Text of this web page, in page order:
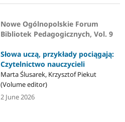
Nowe Ogólnopolskie Forum
Bibliotek Pedagogicznych, Vol. 9
Słowa uczą, przykłady pociągają:
Czytelnictwo nauczycieli
Marta Ślusarek, Krzysztof Piekut
(Volume editor)
2 June 2026